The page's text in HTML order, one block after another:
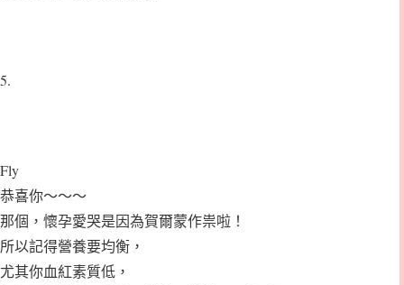
5.
Fly
恭喜你～～～
那個，懷孕愛哭是因為賀爾蒙作祟啦！
所以記得營養要均衡，
尤其你血紅素質低，